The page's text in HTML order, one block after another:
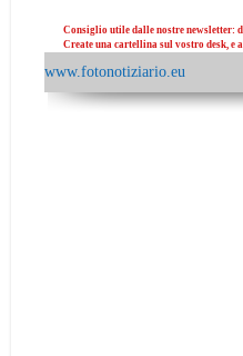
Consiglio utile dalle nostre newsletter:
Create una cartellina sul vostro desk,
www.fotonotiziario.eu